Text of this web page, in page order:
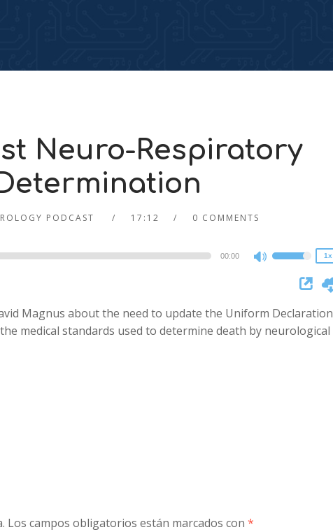
Neuro-Respiratory
PODCAST 17:12 0 COMMENTS
00:00
Use
Up/Down
keys
to
1x
Magnus about the need to update the Uniform Declaration
medical standards used to determine death by neurological
Los campos obligatorios están marcados con *